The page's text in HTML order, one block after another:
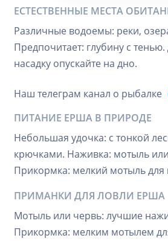
ЕСТЕСТВЕННЫЕ МЕСТА
Различные водоемы: реки,
Предпочитает: глубину с
насадку опускайте на дно.
Наш телеграм канал о рыбалке
ПИТАНИЕ ЕРША В ПРИРОДЕ
Небольшая удочка: с тонкой
крючками. Наживка: мотыль
Прикормка: мелкий мотыль
ПРИМАНКИ ДЛЯ ЛОВЛИ ЕРША
Мотыль или червь: лучшие
Прикормка: мелким мотылем